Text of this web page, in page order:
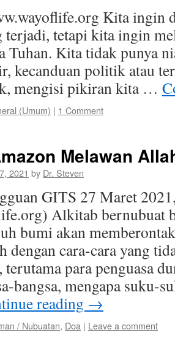
Kita ingin
terjadi, tetapi kita ingin
Tuhan. Kita tidak punya
kecanduan politik atau
mengisi pikiran kita …
(Umum) | 1 Comment
Melawan
2021 by Dr. Steven
GITS 27 Maret
Alkitab bernubuat
bumi akan
dengan cara-cara yang
terutama para penguasa
bangsa, mengapa suku-
reading →
/ Nubuatan, Doa | Leave a comment